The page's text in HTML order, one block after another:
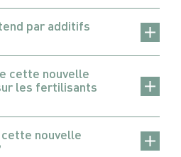
par additifs
cette nouvelle
les fertilisants
cette nouvelle